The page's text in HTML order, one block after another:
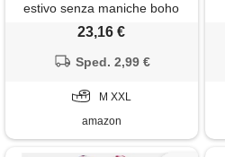
estivo senza maniche boho
chic abiti vacanza comodo
cotone scollo a v largo vestiti
traspiranti per mare spiaggia
23,16 €
Sped. 2,99 €
M XXL
amazon